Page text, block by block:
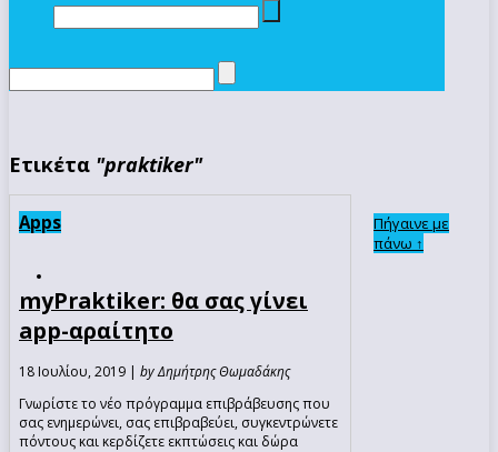
Ετικέτα "praktiker"
Apps
myPraktiker: θα σας γίνει
app-αραίτητο
18 Ιουλίου, 2019 | by Δημήτρης Θωμαδάκης
Γνωρίστε το νέο πρόγραμμα επιβράβευσης που
σας ενημερώνει, σας επιβραβεύει, συγκεντρώνετε
πόντους και κερδίζετε εκπτώσεις και δώρα
Πήγαινε με
πάνω ↑